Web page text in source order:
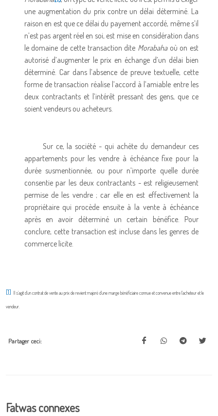
une augmentation du prix contre un délai déterminé. La
raison en est que ce délai du payement accordé, même s’il
n’est pas argent réel en soi, est mise en considération dans
le domaine de cette transaction dite Morabahaoù on est
autorisé d’augmenter le prix en échange d’un délai bien
déterminé. Car dans l’absence de preuve textuelle, cette
forme de transaction réalise l’accord à l’amiable entre les
deux contractants et l’intérêt pressant des gens, que ce
soient vendeurs ou acheteurs.
Sur ce, la société - qui achète du demandeur ces
appartements pour les vendre à échéance fixe pour la
durée susmentionnée, ou pour n’importe quelle durée
consentie par les deux contractants - est religieusement
permise de les vendre ; car elle en est effectivement la
propriétaire qui procède ensuite à la vente à échéance
après en avoir déterminé un certain bénéfice. Pour
conclure, cette transaction est incluse dans les genres de
commerce licite.
[1] Il s'agit d'un contrat de vente au prix de revient majoré d'une marge bénéficiaire connue et convenue entre l'acheteur et le
vendeur.
Partager ceci:
Fatwas connexes